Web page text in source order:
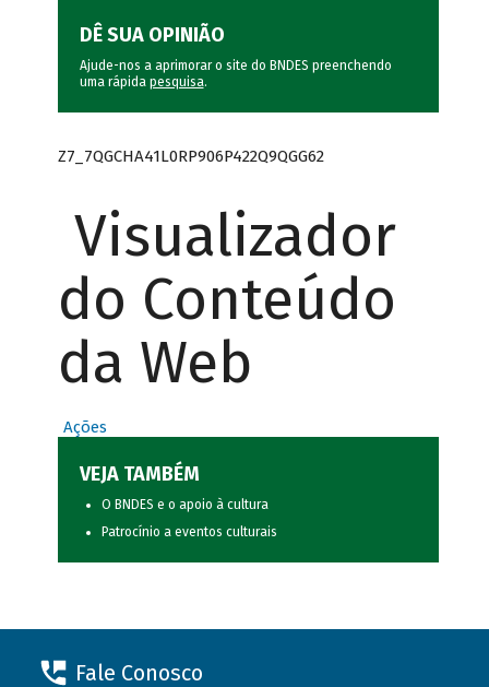
DÊ SUA OPINIÃO
Ajude-nos a aprimorar o site do BNDES preenchendo
uma rápida pesquisa.
Z7_7QGCHA41L0RP906P422Q9QGG62
Visualizador
do Conteúdo
da Web
Ações
VEJA TAMBÉM
O BNDES e o apoio à cultura
Patrocínio a eventos culturais
Fale Conosco